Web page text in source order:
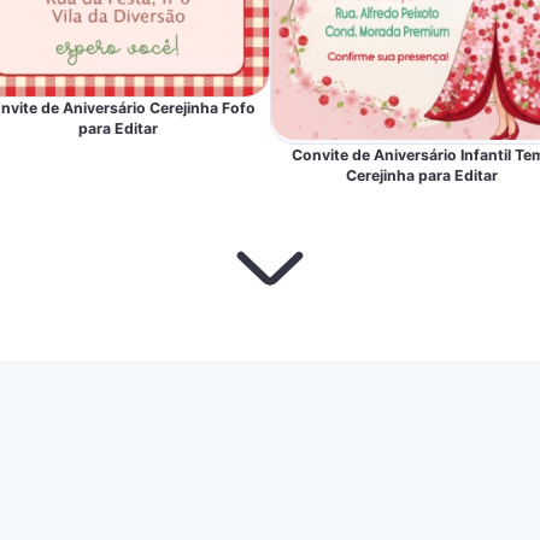
de Aniversário Cerejinha Fofo
para Editar
Convite de Aniversário Infantil
Cerejinha para Editar